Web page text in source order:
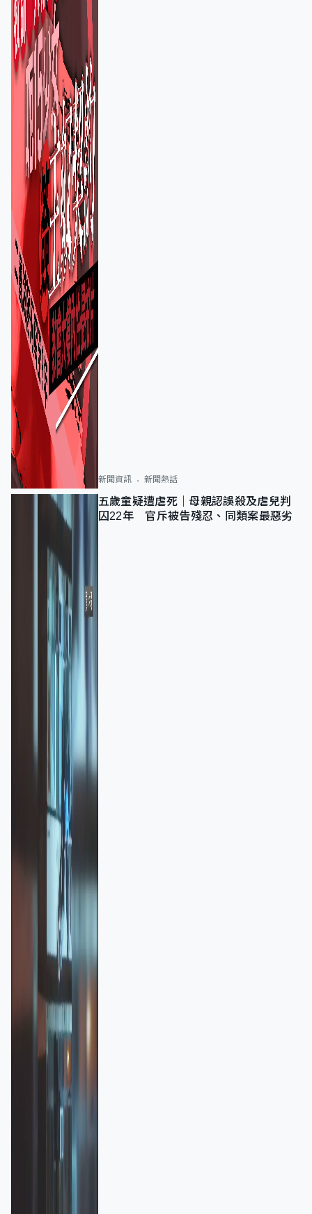
新聞資訊 新聞熱話
五歲童疑遭虐死｜母親認誤殺及虐兒判
囚22年 官斥被告殘忍、同類案最惡劣